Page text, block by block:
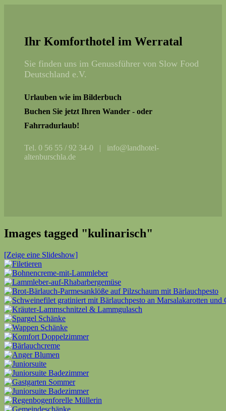
Ihr Komforthotel im Werratal
Sie finden uns im Genussführer von Slow Food
Deutschland e.V.
Urlauben wie im Bilderbuch
Buchen Sie jetzt Ihren Wander - oder
Fahrradurlaub!
Tel. 0 56 55 / 92 34-0 | info@landhotel-
altenburschla.de
Images tagged "kulinarisch"
[Zeige eine Slideshow]